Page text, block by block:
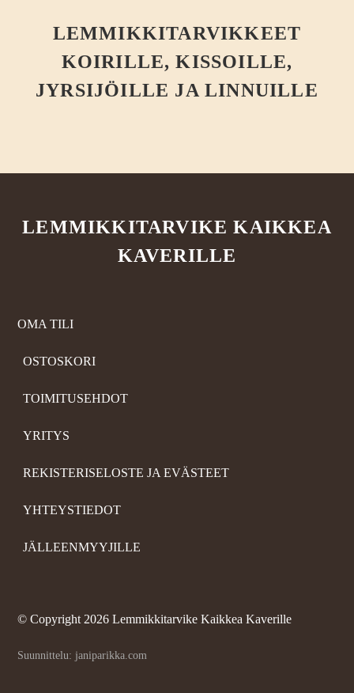
LEMMIKKITARVIKKEET
KOIRILLE, KISSOILLE,
JYRSIJÖILLE JA LINNUILLE
LEMMIKKITARVIKE KAIKKEA
KAVERILLE
OMA TILI
OSTOSKORI
TOIMITUSEHDOT
YRITYS
REKISTERISELOSTE JA EVÄSTEET
YHTEYSTIEDOT
JÄLLEENMYYJILLE
© Copyright 2026 Lemmikkitarvike Kaikkea Kaverille
Suunnittelu: janiparikka.com